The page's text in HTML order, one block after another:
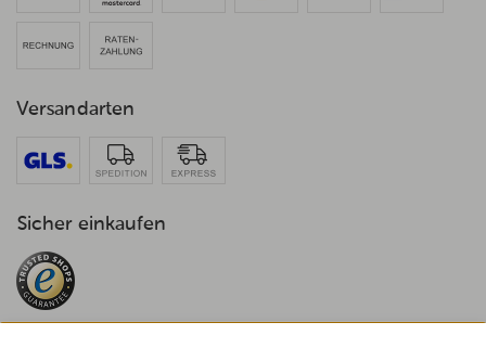
Versandarten
Sicher einkaufen